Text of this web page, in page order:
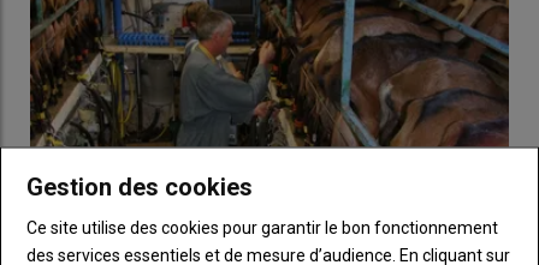
Exemple de données d’accéléromètres collectées sur la corne
des chèvres pour chacun des comportements étudiés.
parvenus à une bonneprédiction des activités
cas lors du pâturage, 98 % au repos, 95 % lorsqu’elle rumine
mais le déplacement est resté complexe à identifier avec une
Gestion des cookies
Ce site utilise des cookies pour garantir le bon fonctionnement
des services essentiels et de mesure d’audience. En cliquant sur